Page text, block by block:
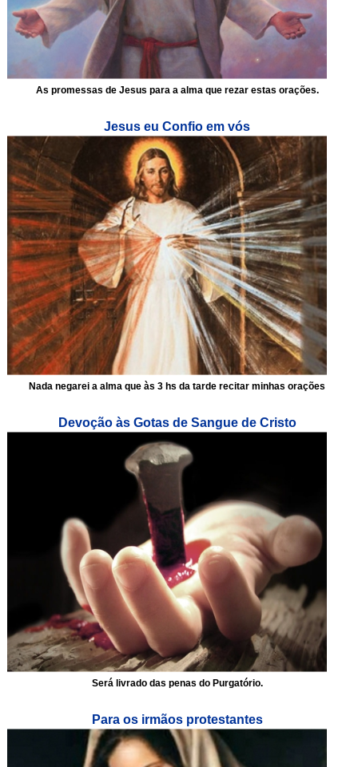
As promessas de Jesus para a alma que rezar estas orações.
Jesus eu Confio em vós
Nada negarei a alma que às 3 hs da tarde recitar minhas orações
Devoção às Gotas de Sangue de Cristo
Será livrado das penas do Purgatório.
Para os irmãos protestantes